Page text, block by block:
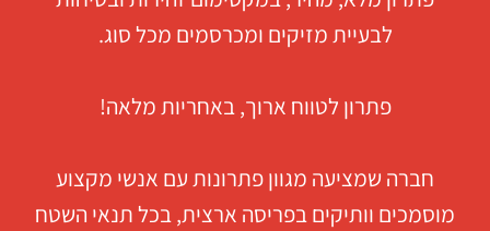
לבעיית מזיקים ומכרסמים מכל סוג.
פתרון לטווח ארוך, באחריות מלאה!
חברה שמציעה מגוון פתרונות עם אנשי מקצוע
מוסמכים וותיקים בפריסה ארצית, בכל תנאי השטח